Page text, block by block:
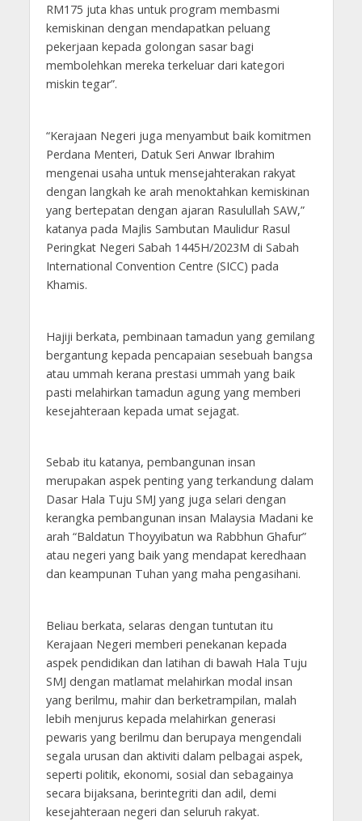
RM175 juta khas untuk program membasmi
kemiskinan dengan mendapatkan peluang
pekerjaan kepada golongan sasar bagi
membolehkan mereka terkeluar dari kategori
miskin tegar”.
“Kerajaan Negeri juga menyambut baik komitmen
Perdana Menteri, Datuk Seri Anwar Ibrahim
mengenai usaha untuk mensejahterakan rakyat
dengan langkah ke arah menoktahkan kemiskinan
yang bertepatan dengan ajaran Rasulullah SAW,”
katanya pada Majlis Sambutan Maulidur Rasul
Peringkat Negeri Sabah 1445H/2023M di Sabah
International Convention Centre (SICC) pada
Khamis.
Hajiji berkata, pembinaan tamadun yang gemilang
bergantung kepada pencapaian sesebuah bangsa
atau ummah kerana prestasi ummah yang baik
pasti melahirkan tamadun agung yang memberi
kesejahteraan kepada umat sejagat.
Sebab itu katanya, pembangunan insan
merupakan aspek penting yang terkandung dalam
Dasar Hala Tuju SMJ yang juga selari dengan
kerangka pembangunan insan Malaysia Madani ke
arah “Baldatun Thoyyibatun wa Rabbhun Ghafur”
atau negeri yang baik yang mendapat keredhaan
dan keampunan Tuhan yang maha pengasihani.
Beliau berkata, selaras dengan tuntutan itu
Kerajaan Negeri memberi penekanan kepada
aspek pendidikan dan latihan di bawah Hala Tuju
SMJ dengan matlamat melahirkan modal insan
yang berilmu, mahir dan berketrampilan, malah
lebih menjurus kepada melahirkan generasi
pewaris yang berilmu dan berupaya mengendali
segala urusan dan aktiviti dalam pelbagai aspek,
seperti politik, ekonomi, sosial dan sebagainya
secara bijaksana, berintegriti dan adil, demi
kesejahteraan negeri dan seluruh rakyat.